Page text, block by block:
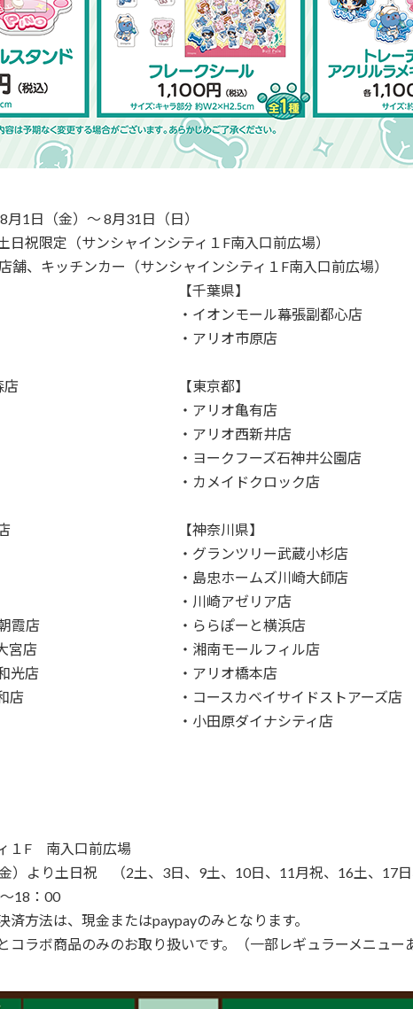
1日（金）～ 8月31日（日）
日祝限定（サンシャインシティ１F南入口前広場）
舗、キッチンカー（サンシャインシティ１F南入口前広場）
店
霞店
宮店
光店
店
【千葉県】
・イオンモール幕張副都心店
・アリオ市原店
【東京都】
・アリオ亀有店
・アリオ西新井店
・ヨークフーズ石神井公園店
・カメイドクロック店
【神奈川県】
・グランツリー武蔵小杉店
・島忠ホームズ川崎大師店
・川崎アゼリア店
・ららぽーと横浜店
・湘南モールフィル店
・アリオ橋本店
・コースカベイサイドストアーズ店
・小田原ダイナシティ店
１F 南入口前広場
）より土日祝 （2土、3日、9土、10日、11月祝、16土、17日
18：00
方法は、現金またはpaypayのみとなります。
ラボ商品のみのお取り扱いです。（一部レギュラーメニュー